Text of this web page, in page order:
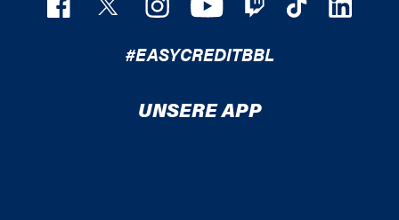
#EASYCREDITBBL
UNSERE APP